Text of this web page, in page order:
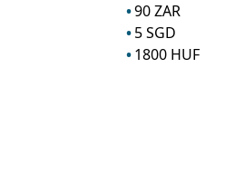
90 ZAR
5 SGD
1800 HUF